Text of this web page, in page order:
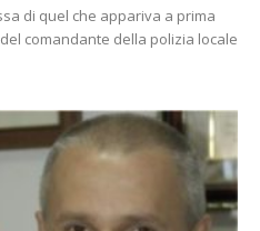
di quel che appariva a prima
comandante della polizia locale